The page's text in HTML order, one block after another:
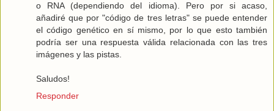
o RNA (dependiendo del idioma). Pero por si acaso,
añadiré que por "código de tres letras" se puede entender
el código genético en sí mismo, por lo que esto también
podría ser una respuesta válida relacionada con las tres
imágenes y las pistas.
Saludos!
Responder